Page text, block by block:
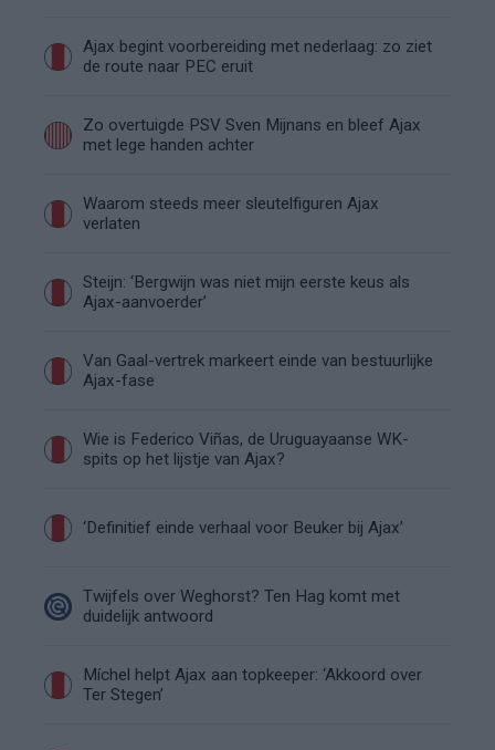
Ajax begint voorbereiding met nederlaag: zo ziet
de route naar PEC eruit
Zo overtuigde PSV Sven Mijnans en bleef Ajax
met lege handen achter
Waarom steeds meer sleutelfiguren Ajax
verlaten
Steijn: ‘Bergwijn was niet mijn eerste keus als
Ajax-aanvoerder’
Van Gaal-vertrek markeert einde van bestuurlijke
Ajax-fase
Wie is Federico Viñas, de Uruguayaanse WK-
spits op het lijstje van Ajax?
‘Definitief einde verhaal voor Beuker bij Ajax’
Twijfels over Weghorst? Ten Hag komt met
duidelijk antwoord
Míchel helpt Ajax aan topkeeper: ‘Akkoord over
Ter Stegen’